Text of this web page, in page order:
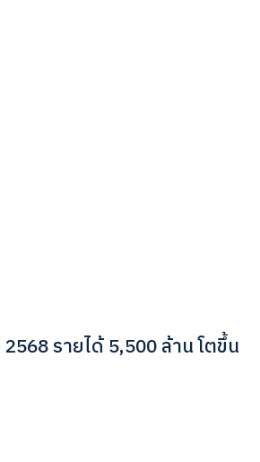
2568 รายได้ 5,500 ล้าน โตขึ้น